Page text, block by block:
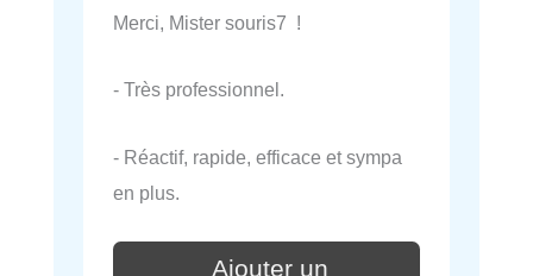
Merci, Mister souris7 !
- Très professionnel.
- Réactif, rapide, efficace et sympa
en plus.
Ajouter un